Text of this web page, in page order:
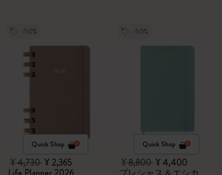
-50%
Quick Shop
¥ 4,730¥ 2,365
-50%
Quick Shop
¥ 8,800¥ 4,400